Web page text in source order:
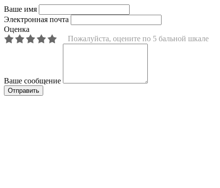
Ваше имя
Электронная почта
Оценка
Пожалуйста, оцените по 5 бальной шкале
Ваше сообщение